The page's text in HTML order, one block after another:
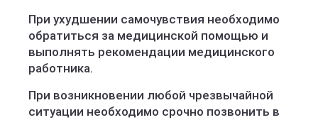
При ухудшении самочувствия необходимо
обратиться за медицинской помощью и
выполнять рекомендации медицинского
работника.
При возникновении любой чрезвычайной
ситуации необходимо срочно позвонить в